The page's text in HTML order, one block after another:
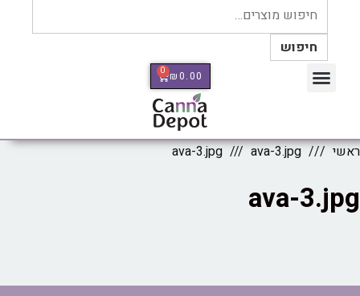
חיפוש
₪0.00
0
ראשי ava-3.jpg ava-3.jpg
ava-3.jpg